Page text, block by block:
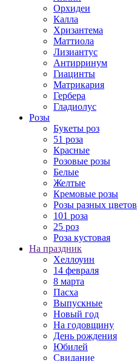
Орхидеи
Калла
Хризантема
Маттиола
Лизиантус
Антирринум
Гиацинты
Матрикария
Гербера
Гладиолус
Розы
Букеты роз
51 роза
Красные
Розовые розы
Белые
Желтые
Кремовые розы
Розы разных цветов
101 роза
25 роз
Роза кустовая
На праздник
Хеллоуин
14 февраля
8 марта
Пасха
Выпускные
Новый год
На годовщину
День рождения
Юбилей
Свидание